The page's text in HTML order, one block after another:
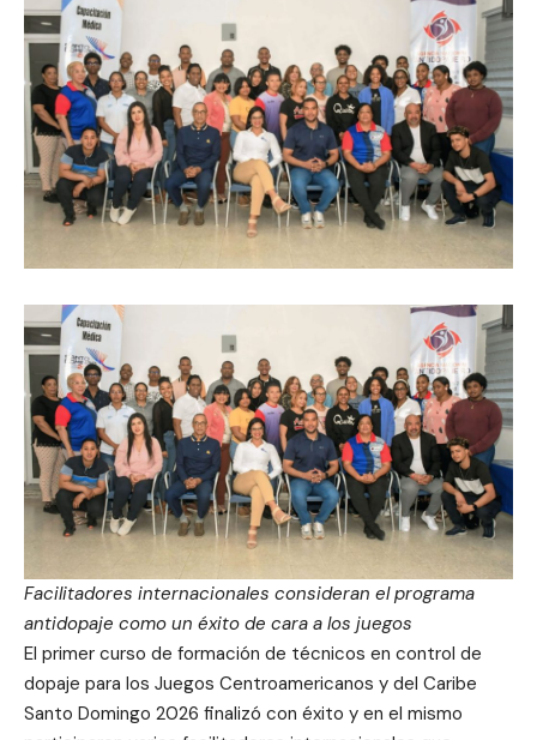
Facilitadores internacionales consideran el programa
antidopaje como un éxito de cara a los juegos
El primer curso de formación de técnicos en control de
dopaje para los Juegos Centroamericanos y del Caribe
Santo Domingo 2026 finalizó con éxito y en el mismo